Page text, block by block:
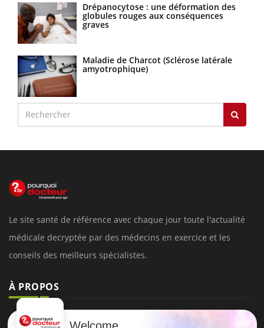
Drépanocytose : une déformation des
globules rouges aux conséquences
graves
Maladie de Charcot (Sclérose latérale
amyotrophique)
Le site santé de référence avec chaque jour toute l'actualité
médicale decryptée par des médecins en exercice et les
conseils des meilleurs spécialistes.
À PROPOS
Données personnelles et cookies
Welcome